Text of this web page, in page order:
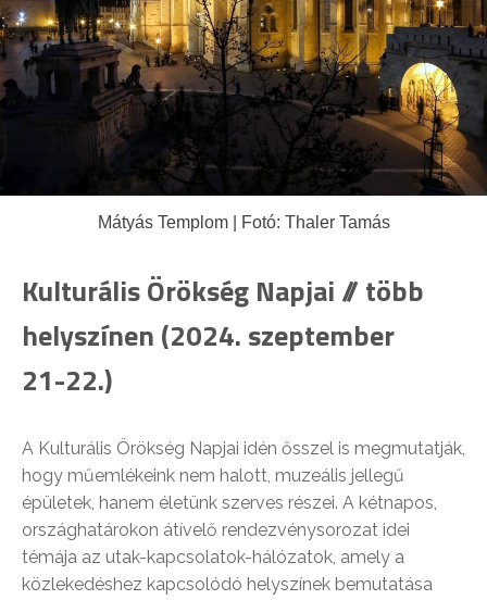
Mátyás Templom | Fotó: Thaler Tamás
Kulturális Örökség Napjai // több
helyszínen (2024. szeptember
21-22.)
A Kulturális Örökség Napjai idén ősszel is megmutatják,
hogy műemlékeink nem halott, muzeális jellegű
épületek, hanem életünk szerves részei. A kétnapos,
országhatárokon átívelő rendezvénysorozat idei
témája az utak-kapcsolatok-hálózatok, amely a
közlekedéshez kapcsolódó helyszínek bemutatása